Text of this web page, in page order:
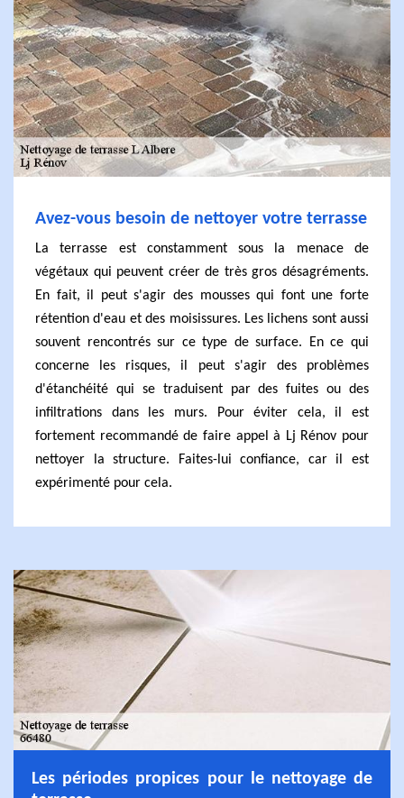
Avez-vous besoin de nettoyer votre terrasse
La terrasse est constamment sous la menace de
végétaux qui peuvent créer de très gros désagréments.
En fait, il peut s'agir des mousses qui font une forte
rétention d'eau et des moisissures. Les lichens sont aussi
souvent rencontrés sur ce type de surface. En ce qui
concerne les risques, il peut s'agir des problèmes
d'étanchéité qui se traduisent par des fuites ou des
infiltrations dans les murs. Pour éviter cela, il est
fortement recommandé de faire appel à Lj Rénov pour
nettoyer la structure. Faites-lui confiance, car il est
expérimenté pour cela.
Les périodes propices pour le nettoyage de